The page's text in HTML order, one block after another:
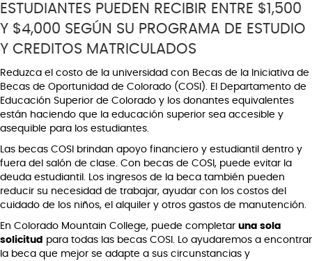
ESTUDIANTES PUEDEN RECIBIR ENTRE $1,500
Y $4,000 SEGÚN SU PROGRAMA DE ESTUDIO
Y CREDITOS MATRICULADOS
Reduzca el costo de la universidad con Becas de la Iniciativa de
Becas de Oportunidad de Colorado (COSI). El Departamento de
Educación Superior de Colorado y los donantes equivalentes
están haciendo que la educación superior sea accesible y
asequible para los estudiantes.
Las becas COSI brindan apoyo financiero y estudiantil dentro y
fuera del salón de clase. Con becas de COSI, puede evitar la
deuda estudiantil. Los ingresos de la beca también pueden
reducir su necesidad de trabajar, ayudar con los costos del
cuidado de los niños, el alquiler y otros gastos de manutención.
En Colorado Mountain College, puede completar una sola
solicitud para todas las becas COSI. Lo ayudaremos a encontrar
la beca que mejor se adapte a sus circunstancias y